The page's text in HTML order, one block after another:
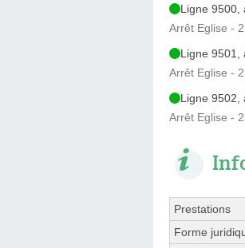
Ligne 9500,
Arrêt Eglise -
Ligne 9501,
Arrêt Eglise -
Ligne 9502,
Arrêt Eglise -
Prestations
Forme